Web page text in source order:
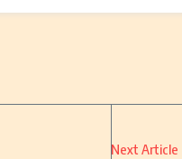
Next Article